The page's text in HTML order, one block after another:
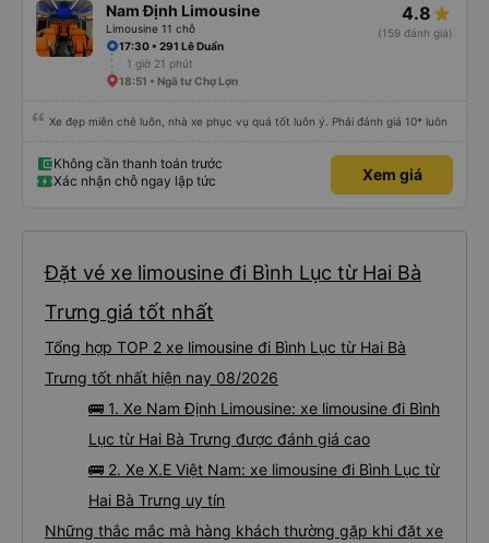
Nam Định Limousine
Limousine 11 chỗ
4.8
(159 đánh giá)
17:30 • 291 Lê Duẩn
1 giờ 21 phút
18:51 • Ngã tư Chợ Lợn
Xe đẹp miễn chê luôn, nhà xe phục vụ quá tốt luôn ý. Phải đánh giá 10* luôn
Không cần thanh toán trước
Xác nhận chỗ ngay lập tức
Xem giá
Đặt vé xe limousine đi Bình Lục từ Hai Bà
Trưng giá tốt nhất
Tổng hợp TOP 2 xe limousine đi Bình Lục từ Hai Bà
Trưng tốt nhất hiện nay 08/2026
🚌 1. Xe Nam Định Limousine: xe limousine đi Bình
Lục từ Hai Bà Trưng được đánh giá cao
🚌 2. Xe X.E Việt Nam: xe limousine đi Bình Lục từ
Hai Bà Trưng uy tín
Những thắc mắc mà hàng khách thường gặp khi đặt xe